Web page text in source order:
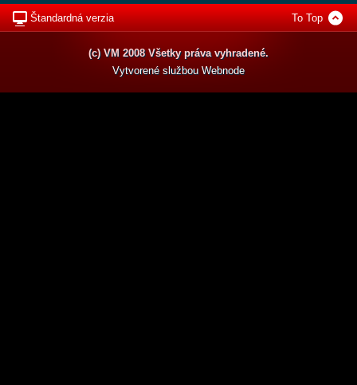
Štandardná verzia To Top
(c) VM 2008 Všetky práva vyhradené.
Vytvorené službou Webnode